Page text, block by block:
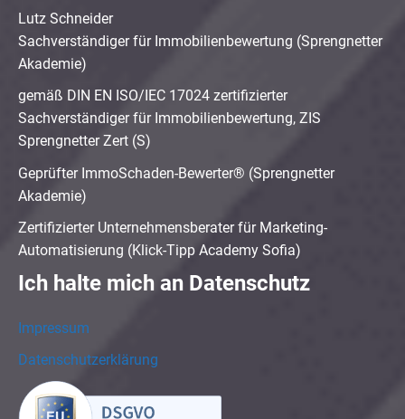
Lutz Schneider
Sachverständiger für Immobilienbewertung (Sprengnetter
Akademie)
gemäß DIN EN ISO/IEC 17024 zertifizierter
Sachverständiger für Immobilienbewertung, ZIS
Sprengnetter Zert (S)
Geprüfter ImmoSchaden-Bewerter® (Sprengnetter
Akademie)
Zertifizierter Unternehmensberater für Marketing-
Automatisierung (Klick-Tipp Academy Sofia)
Ich halte mich an Datenschutz
Impressum
Datenschutzerklärung